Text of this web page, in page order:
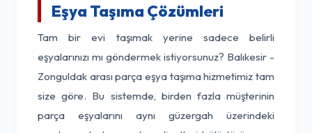
Eşya Taşıma Çözümleri
Tam bir evi taşımak yerine sadece belirli
eşyalarınızı mı göndermek istiyorsunuz? Balıkesir -
Zonguldak arası parça eşya taşıma hizmetimiz tam
size göre. Bu sistemde, birden fazla müşterinin
parça eşyalarını aynı güzergah üzerindeki